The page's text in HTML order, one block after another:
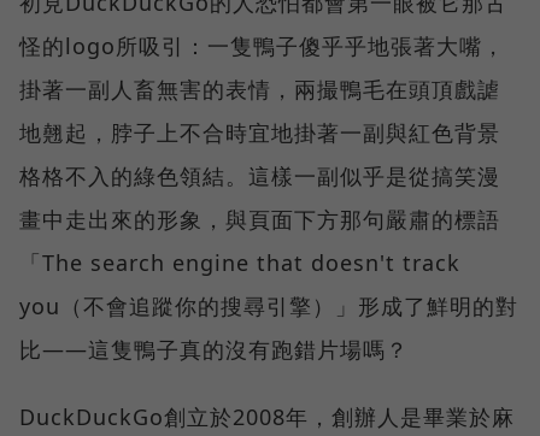
怪的logo所吸引：一隻鴨子傻乎乎地張著大嘴，
掛著一副人畜無害的表情，兩撮鴨毛在頭頂戲謔
地翹起，脖子上不合時宜地掛著一副與紅色背景
格格不入的綠色領結。這樣一副似乎是從搞笑漫
畫中走出來的形象，與頁面下方那句嚴肅的標語
「The search engine that doesn't track
you（不會追蹤你的搜尋引擎）」形成了鮮明的對
比——這隻鴨子真的沒有跑錯片場嗎？
DuckDuckGo創立於2008年，創辦人是畢業於麻